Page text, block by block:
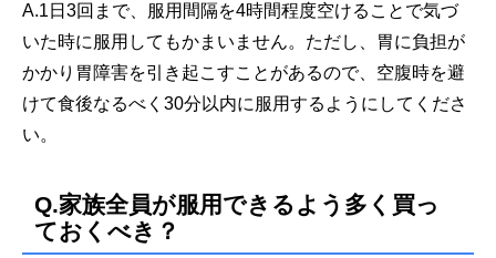
A.1日3回まで、服用間隔を4時間程度空けることで気づ
いた時に服用してもかまいません。ただし、胃に負担が
かかり胃障害を引き起こすことがあるので、空腹時を避
けて食後なるべく30分以内に服用するようにしてくださ
い。
Q.家族全員が服用できるよう多く買っ
ておくべき？